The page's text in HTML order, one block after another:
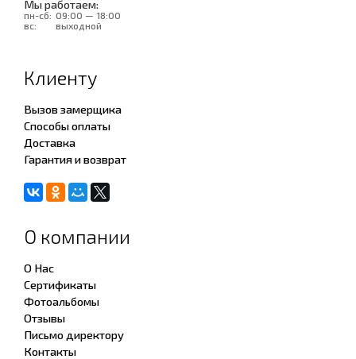
Мы работаем:
пн-сб: 09:00 — 18:00
вс:
выходной
Клиенту
Вызов замерщика
Способы оплаты
Доставка
Гарантия и возврат
О компании
О Нас
Сертификаты
Фотоальбомы
Отзывы
Письмо директору
Контакты